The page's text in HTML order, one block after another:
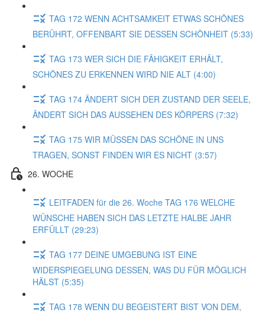
TAG 172 WENN ACHTSAMKEIT ETWAS SCHÖNES
BERÜHRT, OFFENBART SIE DESSEN SCHÖNHEIT (5:33)
TAG 173 WER SICH DIE FÄHIGKEIT ERHÄLT,
SCHÖNES ZU ERKENNEN WIRD NIE ALT (4:00)
TAG 174 ÄNDERT SICH DER ZUSTAND DER SEELE,
ÄNDERT SICH DAS AUSSEHEN DES KÖRPERS (7:32)
TAG 175 WIR MÜSSEN DAS SCHÖNE IN UNS
TRAGEN, SONST FINDEN WIR ES NICHT (3:57)
26. WOCHE
LEITFADEN für die 26. Woche TAG 176 WELCHE
WÜNSCHE HABEN SICH DAS LETZTE HALBE JAHR
ERFÜLLT (29:23)
TAG 177 DEINE UMGEBUNG IST EINE
WIDERSPIEGELUNG DESSEN, WAS DU FÜR MÖGLICH
HÄLST (5:35)
TAG 178 WENN DU BEGEISTERT BIST VON DEM,